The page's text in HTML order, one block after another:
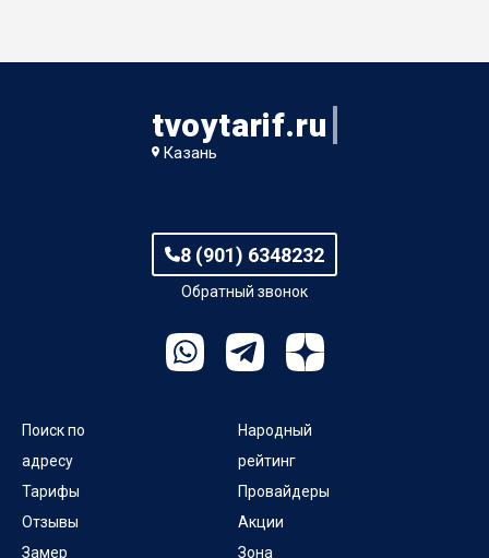
tvoytarif.ru
Казань
8 (901) 6348232
Обратный звонок
Поиск по
адресу
Тарифы
Отзывы
Замер
Народный
рейтинг
Провайдеры
Акции
Зона